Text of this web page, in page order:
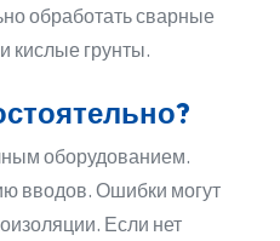
обработать сварные
кислые грунты.
оборудованием.
вводов. Ошибки могут
Если нет